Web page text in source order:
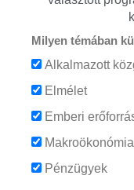
Milyen témában
Alkalmazott
Elmélet
Emberi
Makroökonómia
Pénzügyek